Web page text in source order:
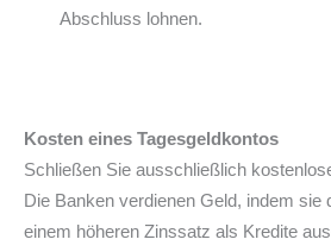
Abschluss lohnen.
Kosten eines Tagesgeldkontos
Schließen Sie ausschließlich
Die Banken verdienen Geld, indem sie
einem höheren Zinssatz als Kredite